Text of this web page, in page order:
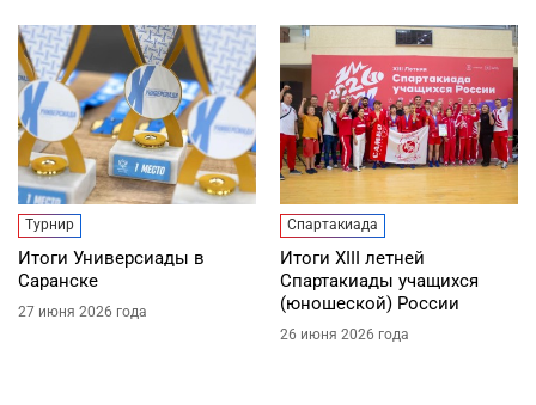
Турнир
Итоги Универсиады в
Саранске
27 июня 2026 года
Спартакиада
Итоги XIII летней
Спартакиады учащихся
(юношеской) России
26 июня 2026 года